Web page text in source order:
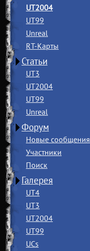
UT2004
UT99
Unreal
RT-Карты
Статьи
UT3
UT2004
UT99
Unreal
Форум
Новые сообщения
Участники
Поиск
Галерея
UT4
UT3
UT2004
UT99
UCs